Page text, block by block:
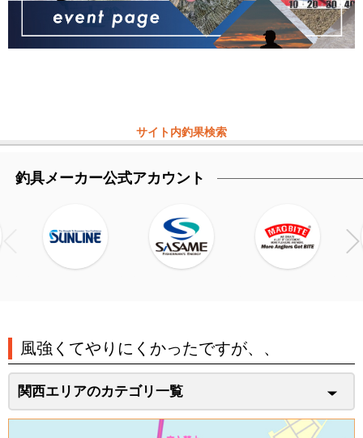
サイト内釣果検索
釣具メーカー公式アカウント
風強くてやりにくかったですが、、
関西エリアのカテゴリ一覧